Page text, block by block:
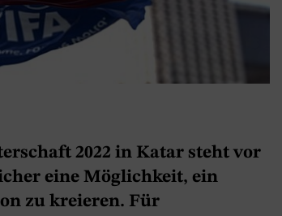
2022 in Katar steht vor
eine Möglichkeit, ein
zu kreieren. Für